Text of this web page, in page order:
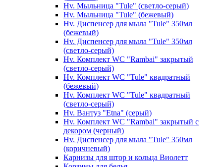
Hv. Мыльница "Tule" (светло-серый)
Hv. Мыльница "Tule" (бежевый)
Hv. Диспенсер для мыла "Tule" 350мл
(бежевый)
Hv. Диспенсер для мыла "Tule" 350мл
(светло-серый)
Hv. Комплект WC "Rambai" закрытый
(светло-серый)
Hv. Комплект WC "Tule" квадратный
(бежевый)
Hv. Комплект WC "Tule" квадратный
(светло-серый)
Hv. Вантуз "Etna" (серый)
Hv. Комплект WC "Rambai" закрытый с
декором (черный)
Hv. Диспенсер для мыла "Tule" 350мл
(коричневый)
Карнизы для штор и кольца Виолетт